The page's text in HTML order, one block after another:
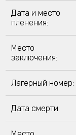
Дата и место
пленения:
Место
заключения:
Лагерный номер:
Дата смерти: